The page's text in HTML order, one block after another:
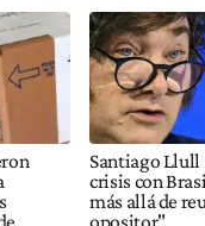
Santiago
crisis con
más allá de
opositor"